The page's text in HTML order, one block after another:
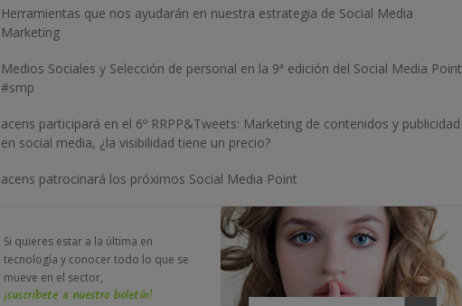
Herramientas que nos ayudarán en nuestra estrategia de Social Media
Marketing
Medios Sociales y Selección de personal en la 9ª edición del Social Media Point
#smp
acens participará en el 6º RRPP&Tweets: Marketing de contenidos y publicidad
en social media, ¿la visibilidad tiene un precio?
acens patrocinará los próximos Social Media Point
Si quieres estar a la última en
tecnología y conocer todo lo que se
mueve en el sector,
¡suscríbete a nuestro boletín!